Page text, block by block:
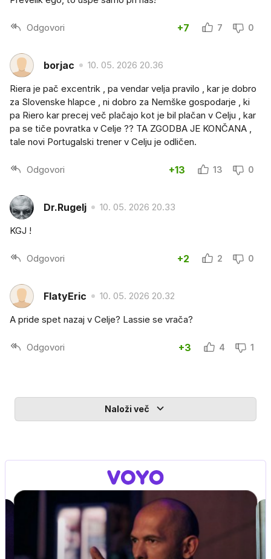
Odgovori +7 7 0
borjac 10. 05. 2026 20.36
Riera je pač excentrik , pa vendar velja pravilo , kar je dobro
za Slovenske hlapce , ni dobro za Nemške gospodarje , ki
pa Riero kar precej več plačajo kot je bil plačan v Celju , kar
pa se tiče povratka v Celje ?? TA ZGODBA JE KONČANA ,
tale novi Portugalski trener v Celju je odličen.
Odgovori +13 13 0
Dr.Rugelj 10. 05. 2026 20.33
KGJ !
Odgovori +2 2 0
FlatyEric 10. 05. 2026 20.32
A pride spet nazaj v Celje? Lassie se vrača?
Odgovori +3 4 1
Naloži več